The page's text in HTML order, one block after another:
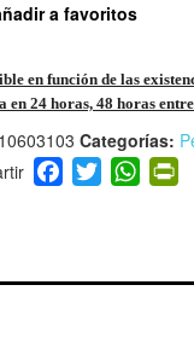
a favoritos
en función de las
en 24 horas, 48 horas
10603103 Categorías:
F
a
b
T
wi
W
h
A
Pr
in
e